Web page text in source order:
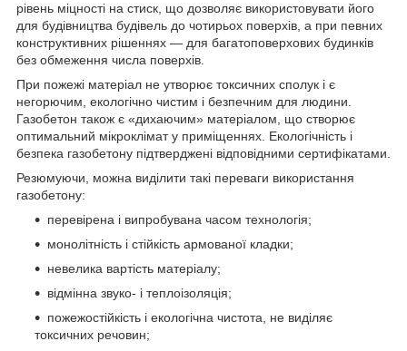
рівень міцності на стиск, що дозволяє використовувати його
для будівництва будівель до чотирьох поверхів, а при певних
конструктивних рішеннях — для багатоповерхових будинків
без обмеження числа поверхів.
При пожежі матеріал не утворює токсичних сполук і є
негорючим, екологічно чистим і безпечним для людини.
Газобетон також є «дихаючим» матеріалом, що створює
оптимальний мікроклімат у приміщеннях. Екологічність і
безпека газобетону підтверджені відповідними сертифікатами.
Резюмуючи, можна виділити такі переваги використання
газобетону:
перевірена і випробувана часом технологія;
монолітність і стійкість армованої кладки;
невелика вартість матеріалу;
відмінна звуко- і теплоізоляція;
пожежостійкість і екологічна чистота, не виділяє
токсичних речовин;